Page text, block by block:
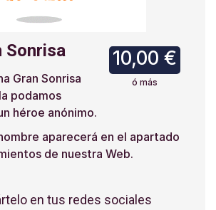
10,00 €
ó más
Sonrisa
Gran Sonrisa
podamos
héroe anónimo.
aparecerá en el apartado
de nuestra Web.
en tus redes sociales